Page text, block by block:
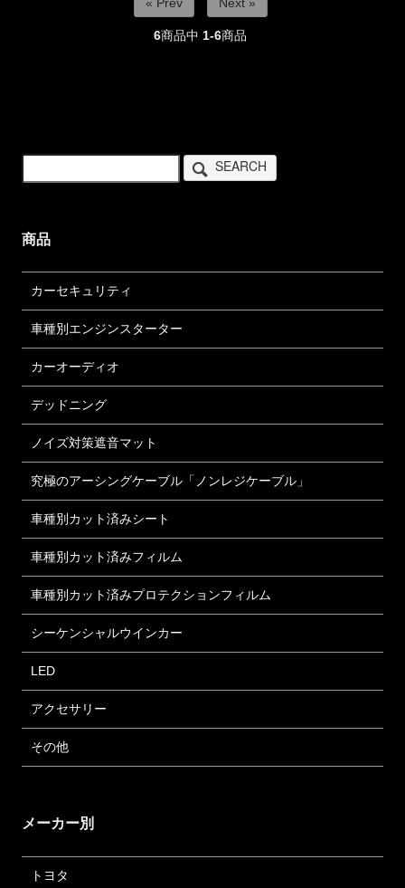
6商品中 1-6商品
SEARCH
商品
カーセキュリティ
車種別エンジンスターター
カーオーディオ
デッドニング
ノイズ対策遮音マット
究極のアーシングケーブル「ノンレジケーブル」
車種別カット済みシート
車種別カット済みフィルム
車種別カット済みプロテクションフィルム
シーケンシャルウインカー
LED
アクセサリー
その他
メーカー別
トヨタ